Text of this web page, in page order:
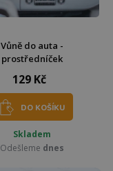
Vůně do auta -
prostředníček
129 Kč
DO KOŠÍKU
Skladem
Odešleme dnes